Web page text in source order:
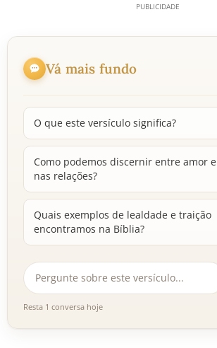
Vá mais fundo
O que este versículo significa?
Como podemos discernir entre amor
nas relações?
Quais exemplos de lealdade e traição
encontramos na Bíblia?
Resta 1 conversa hoje